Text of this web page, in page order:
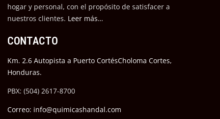
hogar y personal, con el propósito de satisfacer a
nuestros clientes. Leer más…
CONTACTO
Km. 2.6 Autopista a Puerto CortésCholoma Cortes,
Honduras.
PBX: (504) 2617-8700
Correo: info@quimicashandal.com